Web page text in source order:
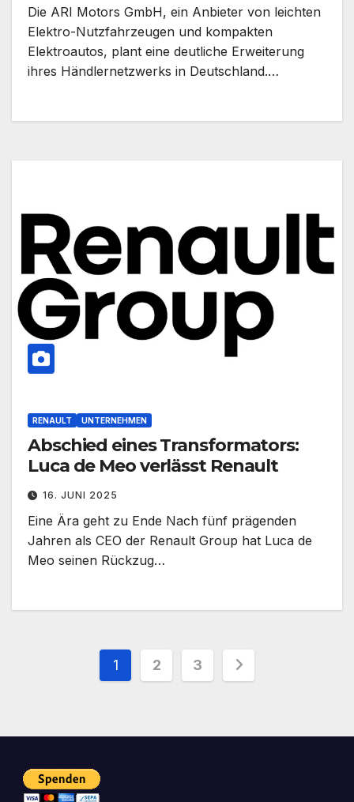
Die ARI Motors GmbH, ein Anbieter von leichten
Elektro-Nutzfahrzeugen und kompakten
Elektroautos, plant eine deutliche Erweiterung
ihres Händlernetzwerks in Deutschland.…
RENAULT UNTERNEHMEN
Abschied eines Transformators:
Luca de Meo verlässt Renault
16. JUNI 2025
Eine Ära geht zu Ende Nach fünf prägenden
Jahren als CEO der Renault Group hat Luca de
Meo seinen Rückzug…
Seitennummerierung
Beiträge
1 2 3